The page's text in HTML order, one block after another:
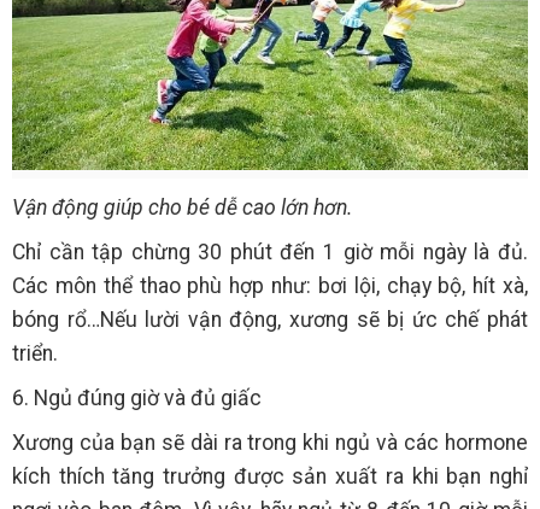
Vận động giúp cho bé dễ cao lớn hơn.
Chỉ cần tập chừng 30 phút đến 1 giờ mỗi ngày là đủ.
Các môn thể thao phù hợp như: bơi lội, chạy bộ, hít xà,
bóng rổ…Nếu lười vận động, xương sẽ bị ức chế phát
triển.
6. Ngủ đúng giờ và đủ giấc
Xương của bạn sẽ dài ra trong khi ngủ và các hormone
kích thích tăng trưởng được sản xuất ra khi bạn nghỉ